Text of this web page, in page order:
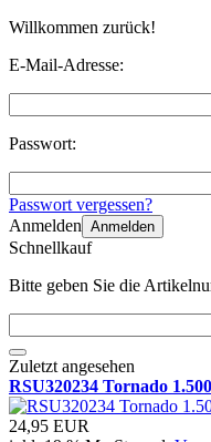
Willkommen zurück!
E-Mail-Adresse:
Passwort:
Passwort vergessen?
Anmelden Anmelden
Schnellkauf
Bitte geben Sie die
Zuletzt angesehen
RSU320234 Tornado
24,95 EUR